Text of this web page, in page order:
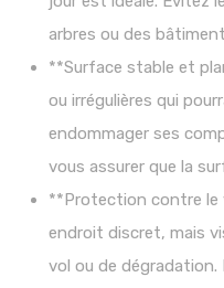
arbres ou des
**Surface stable et
ou irrégulières qui
endommager ses
vous assurer que la
**Protection contre le
endroit discret, mais
vol ou de dégradation.